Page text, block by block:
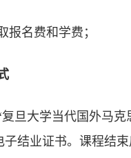
报名费和学费；
旦大学当代国外马克
子结业证书。课程结